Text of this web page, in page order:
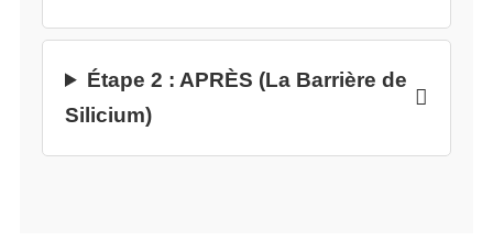
Étape 2 : APRÈS (La Barrière de
Silicium)